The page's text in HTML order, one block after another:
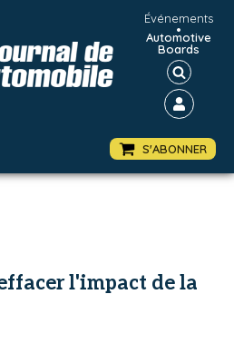
Événements
•
Automotive
Boards
S'ABONNER
l'impact de la